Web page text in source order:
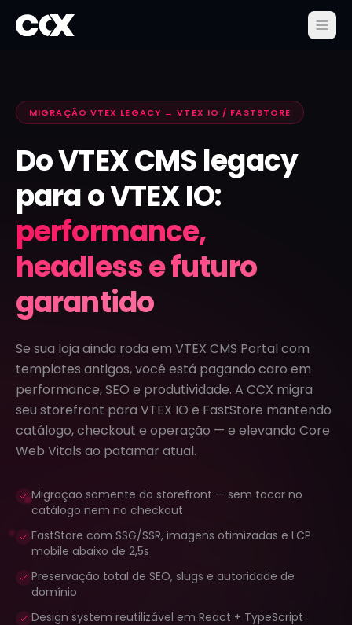
MIGRAÇÃO VTEX LEGACY → VTEX IO / FASTSTORE
Do VTEX CMS legacy
para o VTEX IO:
performance,
headless e futuro
garantido
Se sua loja ainda roda em VTEX CMS Portal com
templates antigos, você está pagando caro em
performance, SEO e produtividade. A CCX migra
seu storefront para VTEX IO e FastStore mantendo
catálogo, checkout e operação — e elevando Core
Web Vitals ao patamar atual.
Migração somente do storefront — sem tocar no
catálogo nem no checkout
FastStore com SSG/SSR, imagens otimizadas e LCP
mobile abaixo de 2,5s
Preservação total de SEO, slugs e autoridade de
domínio
Design system reutilizável em React + TypeScript